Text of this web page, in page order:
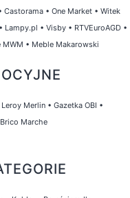
Castorama • One Market • Witek
• Lampy.pl • Visby • RTVEuroAGD •
MWM • Meble Makarowski
Merlin • Gazetka OBI •
Marche